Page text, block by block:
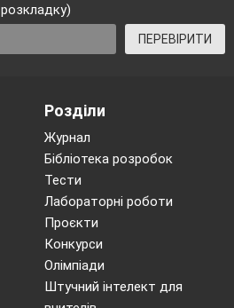
розкладку)
ПЕРЕВІРИТИ
Розділи
Журнал
Бібліотека розробок
Тести
Лабораторні роботи
Проєкти
Конкурси
Олімпіади
Штучний інтелект для